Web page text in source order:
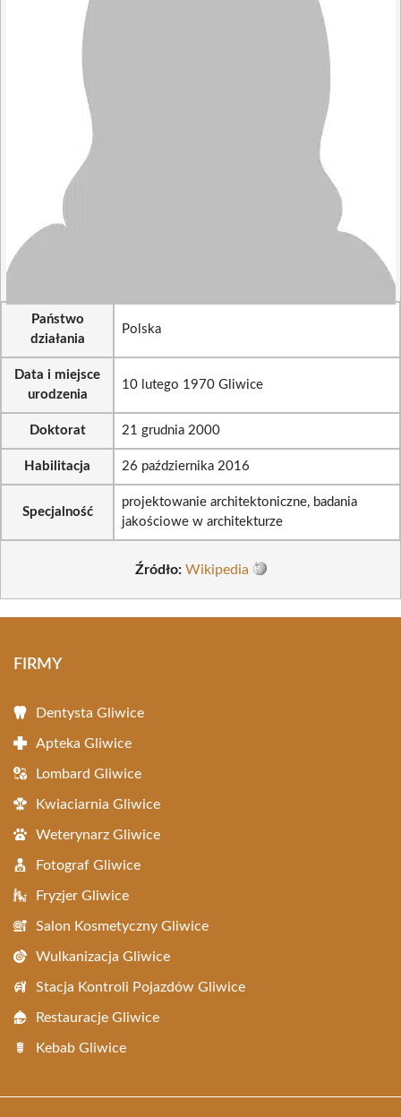
Państwo
działania
Polska
Data i miejsce
urodzenia
10 lutego 1970 Gliwice
Doktorat 21 grudnia 2000
Habilitacja 26 października 2016
Specjalność
projektowanie architektoniczne, badania
jakościowe w architekturze
Źródło: Wikipedia
FIRMY
Dentysta Gliwice
Apteka Gliwice
Lombard Gliwice
Kwiaciarnia Gliwice
Weterynarz Gliwice
Fotograf Gliwice
Fryzjer Gliwice
Salon Kosmetyczny Gliwice
Wulkanizacja Gliwice
Stacja Kontroli Pojazdów Gliwice
Restauracje Gliwice
Kebab Gliwice